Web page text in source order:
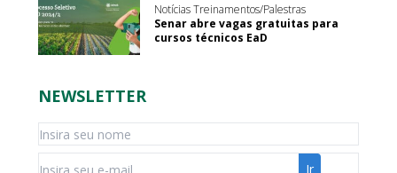
Notícias Treinamentos/Palestras
Senar abre vagas gratuitas para
cursos técnicos EaD
NEWSLETTER